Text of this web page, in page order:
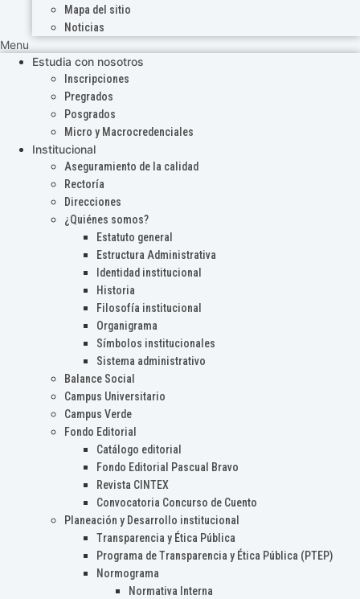
Mapa del sitio
Noticias
Menu
Estudia con nosotros
Inscripciones
Pregrados
Posgrados
Micro y Macrocredenciales
Institucional
Aseguramiento de la calidad
Rectoría
Direcciones
¿Quiénes somos?
Estatuto general
Estructura Administrativa
Identidad institucional
Historia
Filosofía institucional
Organigrama
Símbolos institucionales
Sistema administrativo
Balance Social
Campus Universitario
Campus Verde
Fondo Editorial
Catálogo editorial
Fondo Editorial Pascual Bravo
Revista CINTEX
Convocatoria Concurso de Cuento
Planeación y Desarrollo institucional
Transparencia y Ética Pública
Programa de Transparencia y Ética Pública (PTEP)
Normograma
Normativa Interna